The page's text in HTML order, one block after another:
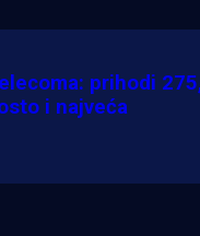
prihodi
i najveća